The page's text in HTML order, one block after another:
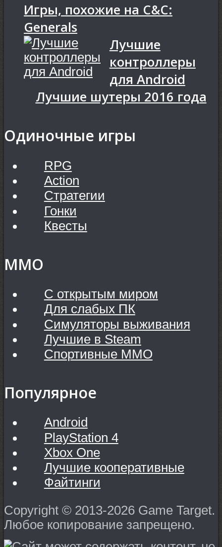
Игры, похожие на C&C:
Generals
Лучшие
контроллеры
для Android
Лучшие шутеры 2016 года
Одиночные игры
RPG
Action
Стратегии
Гонки
Квесты
MMO
С открытым миром
Для слабых ПК
Симуляторы выживания
Лучшие в Steam
Спортивные MMO
Популярное
Android
PlayStation 4
Xbox One
Лучшие кооперативные
Файтинги
Copyright © 2013-2026 Game Target.
Любое копирование запрещено.